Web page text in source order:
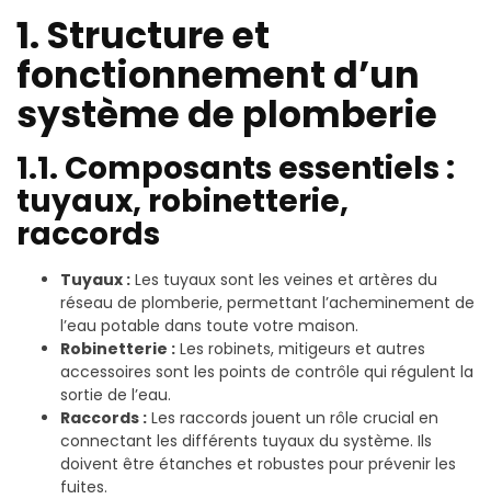
1. Structure et
fonctionnement d’un
système de plomberie
1.1. Composants essentiels :
tuyaux, robinetterie,
raccords
Tuyaux : Les tuyaux sont les veines et artères du
réseau de plomberie, permettant l’acheminement de
l’eau potable dans toute votre maison.
Robinetterie : Les robinets, mitigeurs et autres
accessoires sont les points de contrôle qui régulent la
sortie de l’eau.
Raccords : Les raccords jouent un rôle crucial en
connectant les différents tuyaux du système. Ils
doivent être étanches et robustes pour prévenir les
fuites.